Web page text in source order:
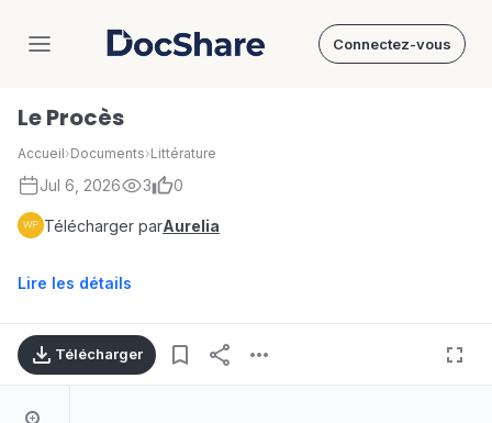
DocShare Connectez-vous
Le Procès
Accueil›Documents›Littérature
Jul 6, 2026 3 0
Télécharger parAurelia
Lire les détails
Télécharger